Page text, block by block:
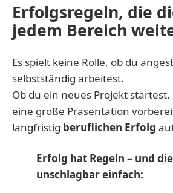
Erfolgsregeln, die
jedem Bereich
Es spielt keine Rolle, ob du
selbstständig arbeitest.
Ob du ein neues Projekt
eine große Präsentation
langfristig beruflichen Erfolg
Erfolg hat Regeln – und
unschlagbar einfach: